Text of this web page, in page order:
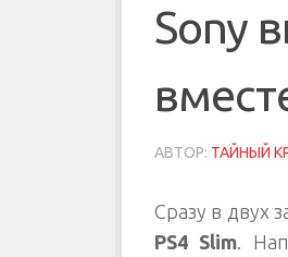
Sony
АВТОР: ТАЙНЫЙ
Сразу в двух
PS4 Slim.